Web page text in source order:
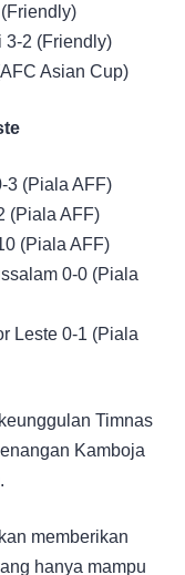
3-2 (Friendly)
Asian Cup)
3 (Piala AFF)
(Piala AFF)
(Piala AFF)
0-0 (Piala
Leste 0-1 (Piala
Timnas
Kamboja
memberikan
hanya mampu